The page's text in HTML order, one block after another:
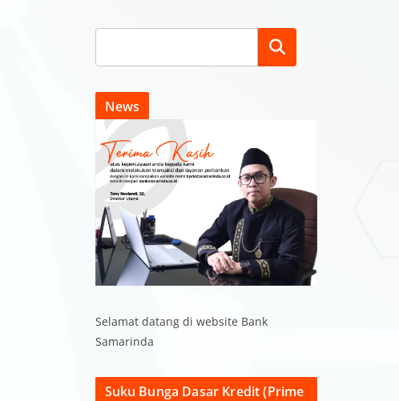
Search
News
Selamat datang di website Bank
Samarinda
Suku Bunga Dasar Kredit (Prime